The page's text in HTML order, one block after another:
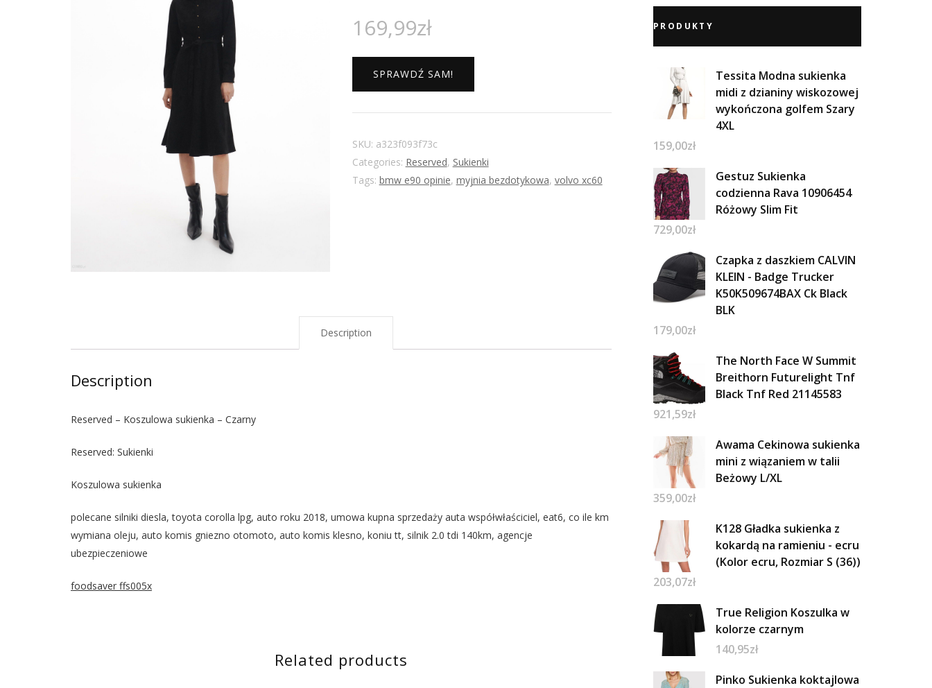
169,99zł
SPRAWDŹ SAM!
SKU: a323f093f73c
Categories: Reserved, Sukienki
Tags: bmw e90 opinie, myjnia bezdotykowa, volvo xc60
Description
Description
Reserved – Koszulowa sukienka – Czarny
Reserved: Sukienki
Koszulowa sukienka
polecane silniki diesla, toyota corolla lpg, auto roku 2018, umowa kupna sprzedaży auta współwłaściciel, eat6, co ile km
wymiana oleju, auto komis gniezno otomoto, auto komis klesno, koniu tt, silnik 2.0 tdi 140km, agencje
ubezpieczeniowe
foodsaver ffs005x
Related products
PRODUKTY
Tessita Modna sukienka
midi z dzianiny wiskozowej
wykończona golfem Szary
4XL
159,00zł
Gestuz Sukienka
codzienna Rava 10906454
Różowy Slim Fit
729,00zł
Czapka z daszkiem CALVIN
KLEIN - Badge Trucker
K50K509674BAX Ck Black
BLK
179,00zł
The North Face W Summit
Breithorn Futurelight Tnf
Black Tnf Red 21145583
921,59zł
Awama Cekinowa sukienka
mini z wiązaniem w talii
Beżowy L/XL
359,00zł
K128 Gładka sukienka z
kokardą na ramieniu - ecru
(Kolor ecru, Rozmiar S (36))
203,07zł
True Religion Koszulka w
kolorze czarnym
140,95zł
Pinko Sukienka koktajlowa